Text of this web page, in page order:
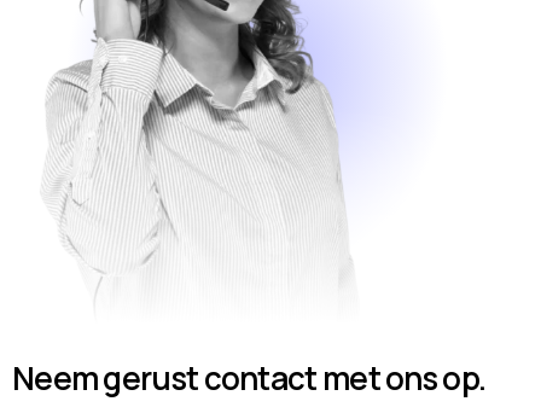
Neem gerust contact met ons op.